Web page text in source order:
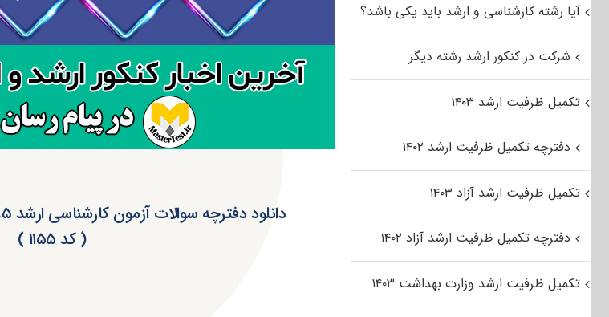
( کد ۱۱۵۵ )
آیا رشته کارشناسی و ارشد باید یکی باشد؟
شرکت در کنکور ارشد رشته دیگر
تکمیل ظرفیت ارشد ۱۴۰۳
دفترچه تکمیل ظرفیت ارشد ۱۴۰۲
تکمیل ظرفیت ارشد آزاد ۱۴۰۳
دفترچه تکمیل ظرفیت ارشد آزاد ۱۴۰۲
تکمیل ظرفیت ارشد وزارت بهداشت ۱۴۰۳